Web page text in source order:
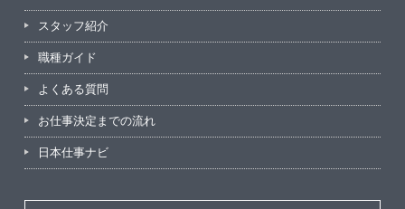
スタッフ紹介
職種ガイド
よくある質問
お仕事決定までの流れ
日本仕事ナビ